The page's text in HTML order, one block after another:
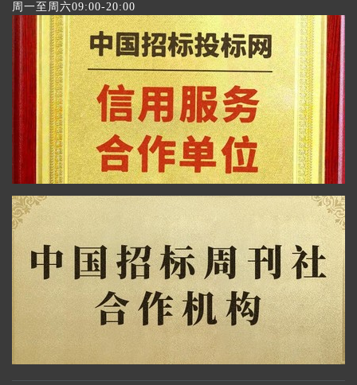
周一至周六09:00-20:00